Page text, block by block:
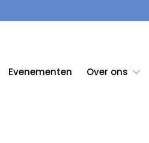
Evenementen Over ons